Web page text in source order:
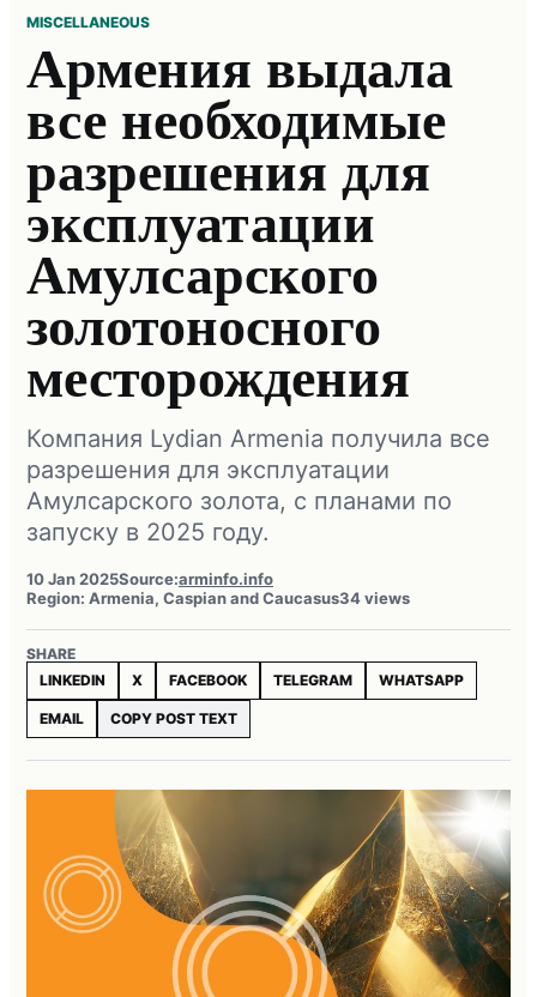
MISCELLANEOUS
Армения выдала
все необходимые
разрешения для
эксплуатации
Амулсарского
золотоносного
месторождения
Компания Lydian Armenia получила все
разрешения для эксплуатации
Амулсарского золота, с планами по
запуску в 2025 году.
10 Jan 2025Source:arminfo.info
Region: Armenia, Caspian and Caucasus34 views
SHARE
LINKEDIN
X FACEBOOK TELEGRAM WHATSAPP
EMAIL COPY POST TEXT